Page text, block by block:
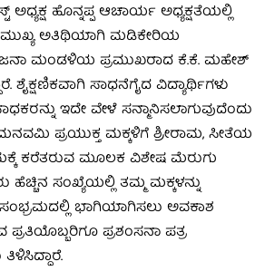
ಅಧ್ಯಕ್ಷ ಹೊನ್ನಪ್ಪ ಆಚಾರ್ಯ ಅಧ್ಯಕ್ಷತೆಯಲ್ಲಿ
ಅತಿಥಿಯಾಗಿ ಮಡಿಕೇರಿಯ
ಮಂಡಳಿಯ ಪ್ರಮುಖರಾದ ಕೆ.ಕೆ. ಮಹೇಶ್‌
ಶೈಕ್ಷಣಿಕವಾಗಿ ಸಾಧನೆಗೈದ ವಿದ್ಯಾರ್ಥಿಗಳು
ಇದೇ ವೇಳೆ ಸನ್ಮಾನಿಸಲಾಗುವುದೆಂದು
ಪ್ರಯುಕ್ತ ಮಕ್ಕಳಿಗೆ ಶ್ರೀರಾಮ, ಸೀತೆಯ
ಕರೆತರುವ ಮೂಲಕ ವಿಶೇಷ ಮೆರುಗು
ಸಂಖ್ಯೆಯಲ್ಲಿ ತಮ್ಮ ಮಕ್ಕಳನ್ನು
ಭಾಗಿಯಾಗಿಸಲು ಅವಕಾಶ
ಪ್ರತಿಯೊಬ್ಬರಿಗೂ ಪ್ರಶಂಸನಾ ಪತ್ರ